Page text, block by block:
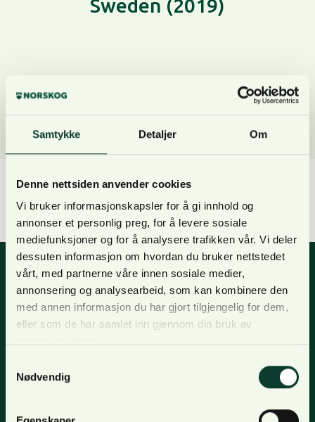
Samtykke Detaljer Om
Denne nettsiden anvender cookies
Vi bruker informasjonskapsler for å gi innhold og
annonser et personlig preg, for å levere sosiale
mediefunksjoner og for å analysere trafikken vår. Vi deler
dessuten informasjon om hvordan du bruker nettstedet
vårt, med partnerne våre innen sosiale medier,
annonsering og analysearbeid, som kan kombinere den
med annen informasjon du har gjort tilgjengelig for dem,
eller som de har samlet inn gjennom din bruk av
Nødvendig
Sweden (2019)
Valuation and purchase due diligence of forestry
assets ~ 350,000 hectares.
Nyhetsbrev
Meld deg på